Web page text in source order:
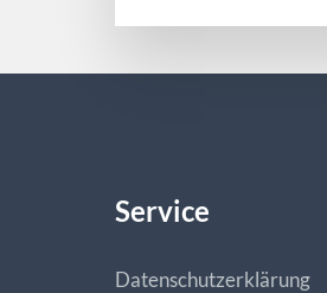
Service
Datenschutzerklärung